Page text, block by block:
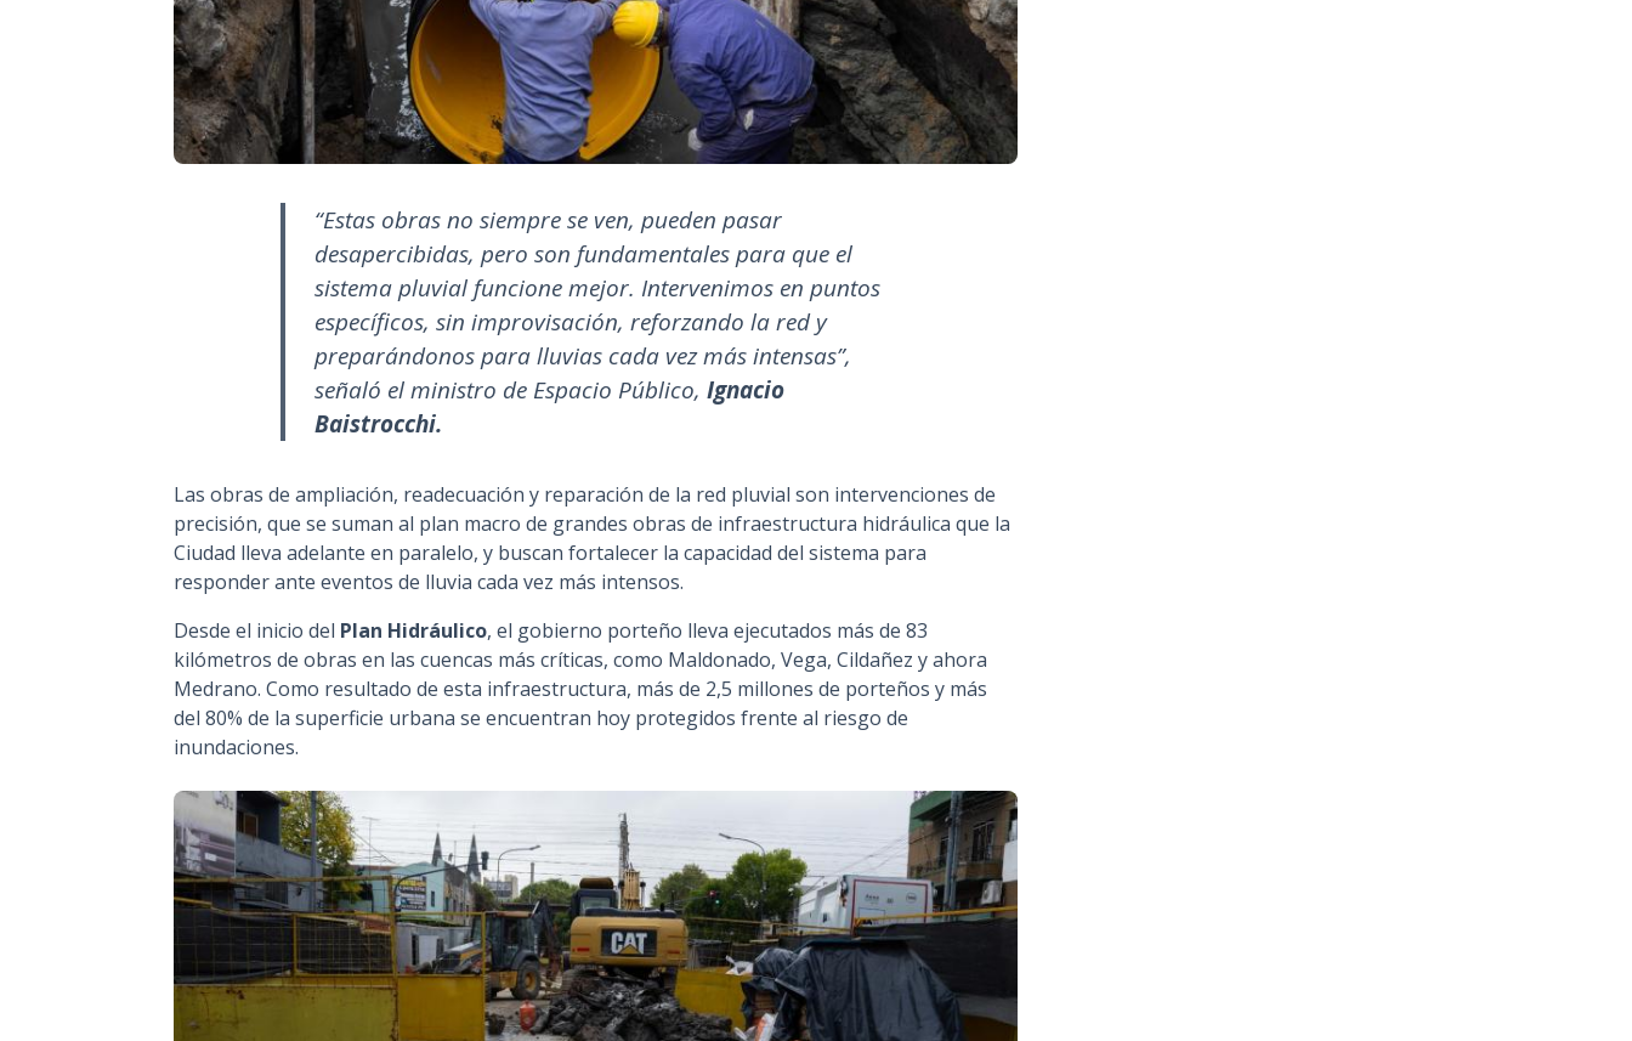
“Estas obras no siempre se ven, pueden pasar
desapercibidas, pero son fundamentales para que el
sistema pluvial funcione mejor. Intervenimos en puntos
específicos, sin improvisación, reforzando la red y
preparándonos para lluvias cada vez más intensas”,
señaló el ministro de Espacio Público, Ignacio
Baistrocchi.
Las obras de ampliación, readecuación y reparación de la red pluvial son intervenciones de
precisión, que se suman al plan macro de grandes obras de infraestructura hidráulica que la
Ciudad lleva adelante en paralelo, y buscan fortalecer la capacidad del sistema para
responder ante eventos de lluvia cada vez más intensos.
Desde el inicio del Plan Hidráulico, el gobierno porteño lleva ejecutados más de 83
kilómetros de obras en las cuencas más críticas, como Maldonado, Vega, Cildañez y ahora
Medrano. Como resultado de esta infraestructura, más de 2,5 millones de porteños y más
del 80% de la superficie urbana se encuentran hoy protegidos frente al riesgo de
inundaciones.